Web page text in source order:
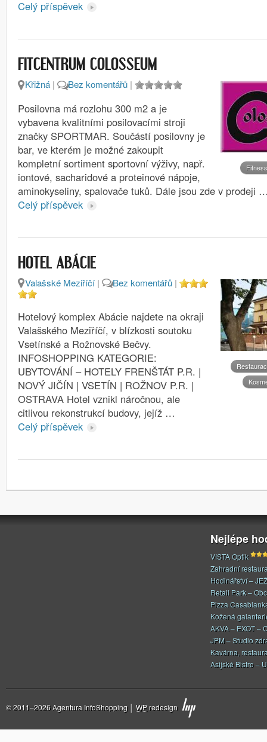
Celý příspěvek
FITCENTRUM COLOSSEUM
Křižná | Bez komentářů |
Posilovna má rozlohu 300 m2 a je
vybavena kvalitními posilovacími stroji
značky SPORTMAR. Součástí posilovny je
bar, ve kterém je možné zakoupit
kompletní sortiment sportovní výživy, např.
iontové, sacharidové a proteinové nápoje,
aminokyseliny, spalovače tuků. Dále jsou zde v prodeji
Celý příspěvek
HOTEL ABÁCIE
Valašské Meziříčí| Bez komentářů |
Hotelový komplex Abácie najdete na okraji
Valašského Meziříčí, v blízkosti soutoku
Vsetínské a Rožnovské Bečvy.
INFOSHOPPING KATEGORIE:
UBYTOVÁNÍ – HOTELY FRENŠTÁT P.R. |
NOVÝ JIČÍN | VSETÍN | ROŽNOV P.R. |
OSTRAVA Hotel vznikl náročnou, ale
citlivou rekonstrukcí budovy, jejíž …
Celý příspěvek
Nejlépe
VISTA Optik
Zahradní
Hodinářství – JEŽ
Retail Park –
Pizza
Kožená
AKVA – EXOT –
JPM – Studio
Kavárna,
Asijské Bistro –
© 2011–2026 Agentura InfoShopping │ WPredesign